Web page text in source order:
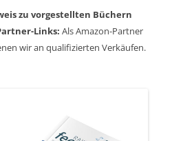
zu vorgestellten Büchern
Links: Als Amazon-Partner
wir an qualifizierten Verkäufen.